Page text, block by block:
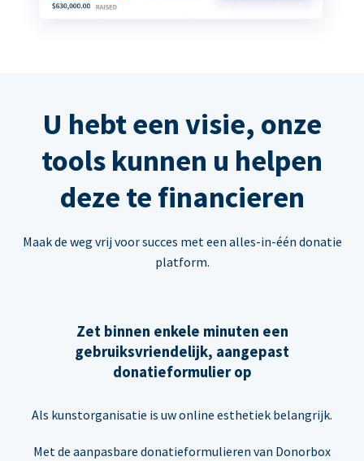
U hebt een visie, onze
tools kunnen u helpen
deze te financieren
Maak de weg vrij voor succes met een alles-in-één donatie
platform.
Zet binnen enkele minuten een
gebruiksvriendelijk, aangepast
donatieformulier op
Als kunstorganisatie is uw online esthetiek belangrijk.
Met de aanpasbare donatieformulieren van Donorbox